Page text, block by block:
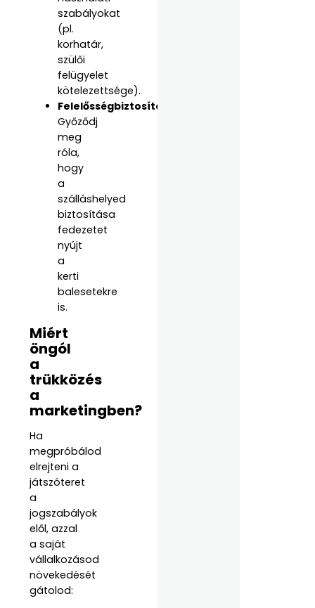
szabályokat
(pl.
korhatár,
szülői
felügyelet
kötelezettsége).
Felelősségbiztosítás:
Győződj
meg
róla,
hogy
a
szálláshelyed
biztosítása
fedezetet
nyújt
a
kerti
balesetekre
is.
Miért
öngól
a
trükközés
a
marketingben?
Ha
megpróbálod
elrejteni a
játszóteret
a
jogszabályok
elől, azzal
a saját
vállalkozásod
növekedését
gátolod: